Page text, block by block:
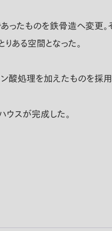
たものを鉄骨造へ変更。
ある空間となった。
処理を加えたものを採
スが完成した。